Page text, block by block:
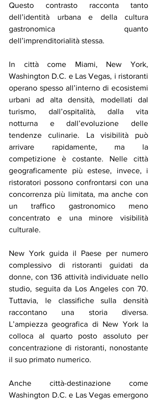
Questo contrasto racconta tanto
dell’identità urbana e della cultura
gastronomica quanto
dell’imprenditorialità stessa.
In città come Miami, New York,
Washington D.C. e Las Vegas, i ristoranti
operano spesso all’interno di ecosistemi
urbani ad alta densità, modellati dal
turismo, dall’ospitalità, dalla vita
notturna e dall’evoluzione delle
tendenze culinarie. La visibilità può
arrivare rapidamente, ma la
competizione è costante. Nelle città
geograficamente più estese, invece, i
ristoratori possono confrontarsi con una
concorrenza più limitata, ma anche con
un traffico gastronomico meno
concentrato e una minore visibilità
culturale.
New York guida il Paese per numero
complessivo di ristoranti guidati da
donne, con 136 attività individuate nello
studio, seguita da Los Angeles con 70.
Tuttavia, le classifiche sulla densità
raccontano una storia diversa.
L’ampiezza geografica di New York la
colloca al quarto posto assoluto per
concentrazione di ristoranti, nonostante
il suo primato numerico.
Anche città-destinazione come
Washington D.C. e Las Vegas emergono